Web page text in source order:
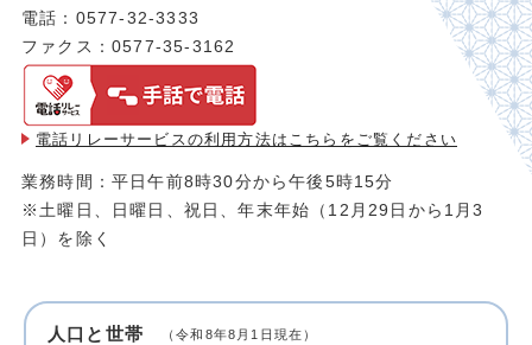
電話：0577-32-3333
ファクス：0577-35-3162
電話リレーサービスの利用方法は こちらをご覧ください
業務時間：平日午前8時30分から午後5時15分
※土曜日、日曜日、祝日、年末年始（12月29日から1月3
日）を除く
人口と世帯 （令和8年8月1日現在）